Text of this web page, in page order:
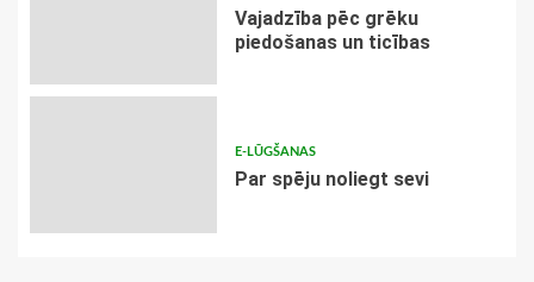
Vajadzība pēc grēku
piedošanas un ticības
E-LŪGŠANAS
Par spēju noliegt sevi